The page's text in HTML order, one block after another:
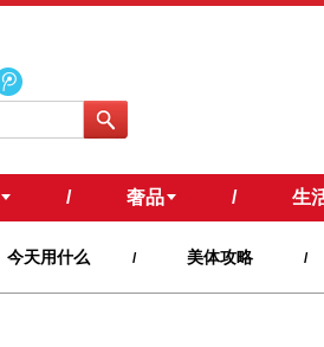
/ 奢品 / 生
今天用什么 / 美体攻略 /